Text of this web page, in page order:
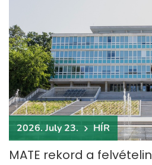
2026. July 23. HÍR
MATE rekord a felvételin